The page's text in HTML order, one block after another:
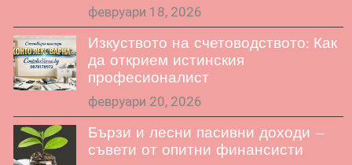
февруари 18, 2026
Изкуството на счетоводството: Как
да открием истинския
професионалист
февруари 20, 2026
Бързи и лесни пасивни доходи –
съвети от опитни финансисти